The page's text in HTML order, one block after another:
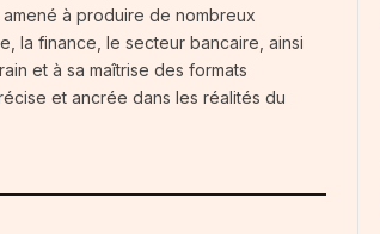
à produire de nombreux
la finance, le secteur bancaire, ainsi
et à sa maîtrise des formats
et ancrée dans les réalités du